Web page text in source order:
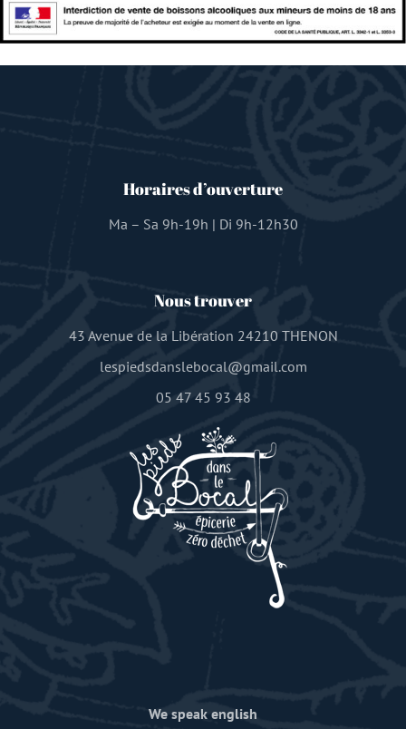
Horaires d’ouverture
Ma – Sa 9h-19h | Di 9h-12h30
Nous trouver
43 Avenue de la Libération 24210 THENON
lespiedsdanslebocal@gmail.com
05 47 45 93 48
We speak english